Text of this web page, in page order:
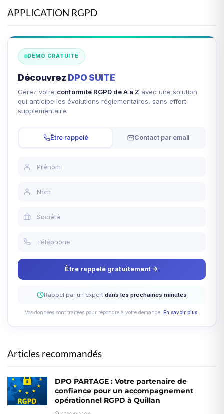
APPLICATION RGPD
DÉMO GRATUITE
Découvrez DPO SUITE
Gérez votre conformité RGPD de A à Z avec une solution
qui anticipe les évolutions réglementaires, sans effort
supplémentaire.
Être rappelé Contact par email
Être rappelé gratuitement
Rappel par un expert dans les prochaines minutes
Vos données sont traitées pour répondre à votre demande. En savoir plus
Articles recommandés
DPO PARTAGE : Votre partenaire de
confiance pour un accompagnement
opérationnel RGPD à Quillan